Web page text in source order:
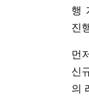
행
진
먼
신
의